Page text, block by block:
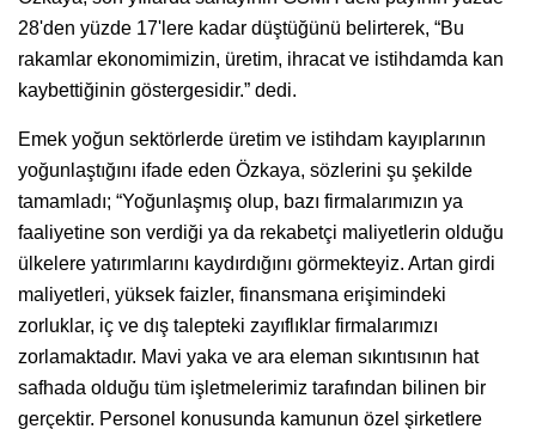
28'den yüzde 17'lere kadar düştüğünü belirterek, “Bu
rakamlar ekonomimizin, üretim, ihracat ve istihdamda kan
kaybettiğinin göstergesidir.” dedi.
Emek yoğun sektörlerde üretim ve istihdam kayıplarının
yoğunlaştığını ifade eden Özkaya, sözlerini şu şekilde
tamamladı; “Yoğunlaşmış olup, bazı firmalarımızın ya
faaliyetine son verdiği ya da rekabetçi maliyetlerin olduğu
ülkelere yatırımlarını kaydırdığını görmekteyiz. Artan girdi
maliyetleri, yüksek faizler, finansmana erişimindeki
zorluklar, iç ve dış talepteki zayıflıklar firmalarımızı
zorlamaktadır. Mavi yaka ve ara eleman sıkıntısının hat
safhada olduğu tüm işletmelerimiz tarafından bilinen bir
gerçektir. Personel konusunda kamunun özel şirketlere